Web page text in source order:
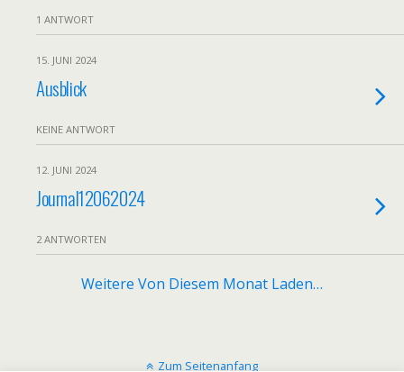
1 ANTWORT
15. JUNI 2024
Ausblick
KEINE ANTWORT
12. JUNI 2024
Journal12062024
2 ANTWORTEN
Weitere Von Diesem Monat Laden…
Zum Seitenanfang